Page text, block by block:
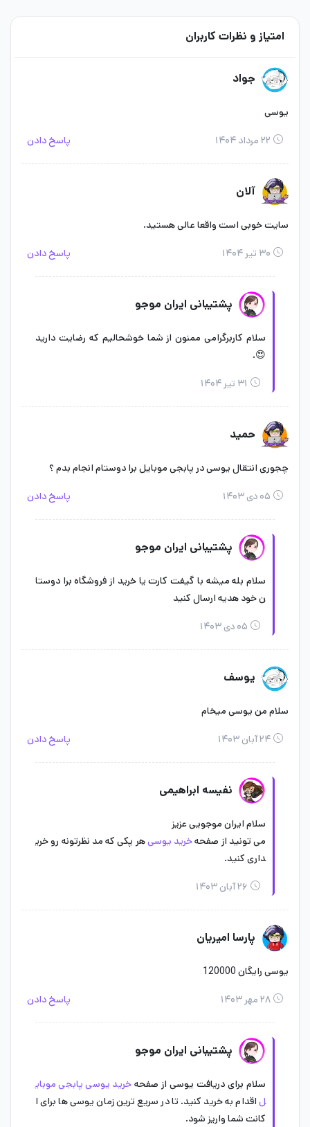
امتیاز و نظرات کاربران
جواد
یوسی
۲۲ مرداد ۱۴۰۴ پاسخ دادن
آلان
سایت خوبی است واقعا عالی هستید.
۳۰ تیر ۱۴۰۴ پاسخ دادن
پشتیبانی ایران موجو
سلام کاربرگرامی ممنون از شما خوشحالیم که رضایت دارید
😍.
۳۱ تیر ۱۴۰۴
حمید
چجوری انتقال یوسی در پابجی موبایل برا دوستام انجام بدم ؟
۰۵ دی ۱۴۰۳ پاسخ دادن
پشتیبانی ایران موجو
سلام بله میشه با گیفت کارت یا خرید از فروشگاه برا دوستا
ن خود هدیه ارسال کنید
۰۵ دی ۱۴۰۳
یوسف
سلام من یوسی میخام
۲۴ آبان ۱۴۰۳ پاسخ دادن
نفیسه ابراهیمی
سلام ایران موجویی عزیز
می تونید از صفحهخرید یوسیهر پکی که مد نظرتونه رو خری
داری کنید.
۲۶ آبان ۱۴۰۳
پارسا امیریان
یوسی رایگان 120000
۲۸ مهر ۱۴۰۳ پاسخ دادن
پشتیبانی ایران موجو
سلام برای دریافت یوسی از صفحه خرید یوسی پابجی موبای
ل اقدام به خرید کنید. تا در سریع ترین زمان یوسی ها برای ا
کانت شما واریز شود.